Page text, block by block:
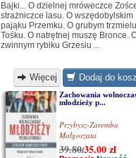
Bajki... O dzielnej mróweczce
strażniczce lasu. O wszędobylskim
pająku Przemku. O grubym trzmielu
Tośku. O natrętnej muszę Bronce.
zwinnym rybiku Grzesiu ...
Więcej Dodaj do
Zachowania
młodzieży p...
Przybysz-Zaremba
Małgorzata
39.80/35.00zł